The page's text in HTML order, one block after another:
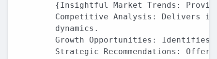
{Insightful Market Trends:
Competitive Analysis: Delivers
dynamics.
Growth Opportunities: Identifies
Strategic Recommendations: